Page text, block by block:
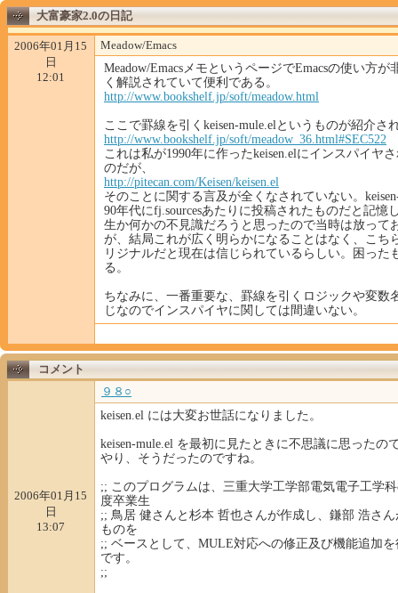
大富豪家2.0の日記
2006年01月15
日
12:01
Meadow/Emacs
Meadow/EmacsメモというページでEmacsの使い方が
く解説されていて便利である。
http://www.bookshelf.jp/soft/meadow.html
ここで罫線を引くkeisen-mule.elというものが紹介さ
http://www.bookshelf.jp/soft/meadow_36.html#SEC522
これは私が1990年に作ったkeisen.elにインスパイヤ
のだが、
http://pitecan.com/Keisen/keisen.el
そのことに関する言及が全くなされていない。
90年代にfj.sourcesあたりに投稿されたものだと記憶
生か何かの不見識だろうと思ったので当時は放って
が、結局これが広く明らかになることはなく、こち
リジナルだと現在は信じられているらしい。困った
る。
ちなみに、一番重要な、罫線を引くロジックや変数
じなのでインスパイヤに関しては間違いない。
コメント
2006年01月15
日
13:07
９８○
keisen.el には大変お世話になりました。
keisen-mule.el を最初に見たときに不思議に思ったの
やり、そうだったのですね。
;; このプログラムは、三重大学工学部電気電子工学
度卒業生
;; 鳥居 健さんと杉本 哲也さんが作成し、鎌部 浩さ
ものを
;; ベースとして、MULE対応への修正及び機能追加
です。
;;